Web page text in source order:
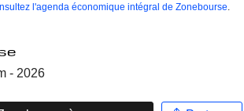
l'agenda économique intégral de Zonebourse
- 2026